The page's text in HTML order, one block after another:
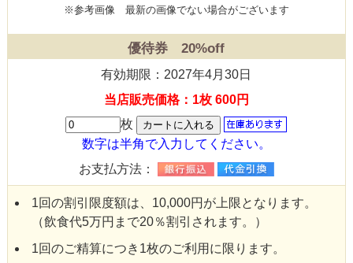
※参考画像 最新の画像でない場合がございます
優待券 20%off
有効期限：2027年4月30日
当店販売価格：1枚 600円
枚
数字は半角で入力してください。
お支払方法：
1回の割引限度額は、10,000円が上限となります。
（飲食代5万円まで20％割引されます。）
1回のご精算につき1枚のご利用に限ります。